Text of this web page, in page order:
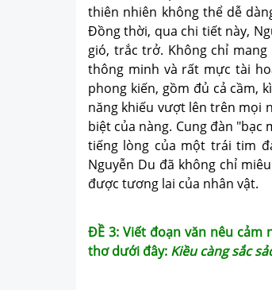
thiên nhiên không thể dễ
Đồng thời, qua chi tiết này,
gió, trắc trở. Không chỉ
thông minh và rất mực tài
phong kiến, gồm đủ cả cầm,
năng khiếu vượt lên trên mọi
biệt của nàng. Cung đàn
tiếng lòng của một trái tim
Nguyễn Du đã không chỉ
được tương lai của nhân vật.
ĐỀ 3: Viết đoạn văn nêu cảm
thơ dưới đây: Kiều càng sắc